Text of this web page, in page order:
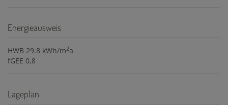
Energieausweis
HWB 29.8 kWh/m2a
fGEE 0,8
Lageplan